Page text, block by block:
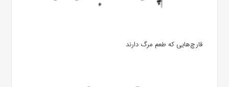
قارچ‌هایی که طعم مرگ دارند